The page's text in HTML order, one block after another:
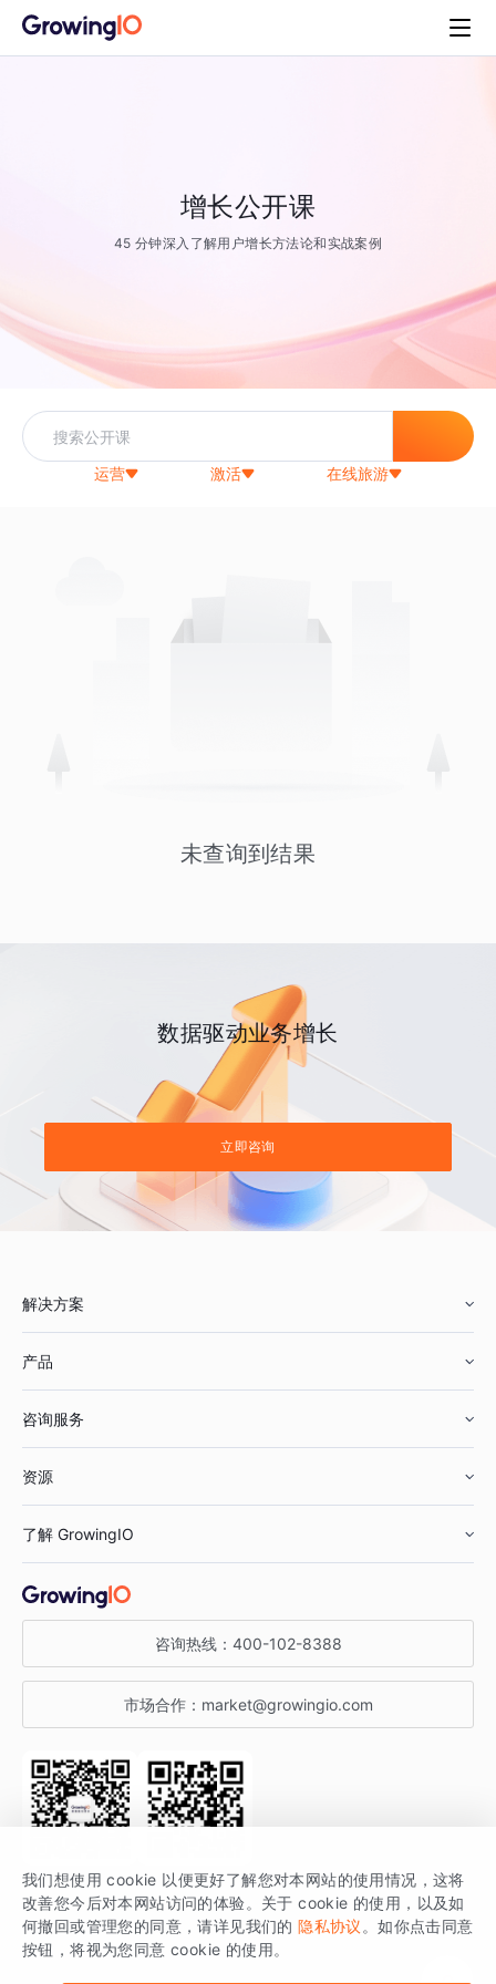
增长公开课
45 分钟深入了解用户增长方法论和实战案例
运营 激活 在线旅游
未查询到结果
数据驱动业务增长
立即咨询
解决方案
鞋服行业
汽车行业
金融行业
产品
智能运营
获客分析
咨询服务
资源
增长公开课
增长博客
开发者文档
SDK 文档
场景指南
了解 GrowingIO
关于 GrowingIO
增长大会
行业活动
咨询热线： 400-102-8388
市场合作： market@growingio.com
关注公众号 获取更多干货
GrowingIO 是专注于数据智能分析与增长的品牌，核心平台为 GrowingIO
分析云。
我们想使用 cookie 以便更好了解您对本网站的使用情况，这将
改善您今后对本网站访问的体验。关于 cookie 的使用，以及如
何撤回或管理您的同意，请详见我们的 隐私协议 。如你点击同意
按钮，将视为您同意 cookie 的使用。